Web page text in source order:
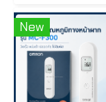
New